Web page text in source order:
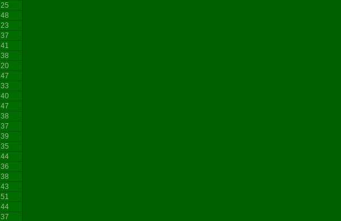
25
48
23
37
41
38
20
47
33
40
47
38
37
39
35
44
36
38
43
51
44
37